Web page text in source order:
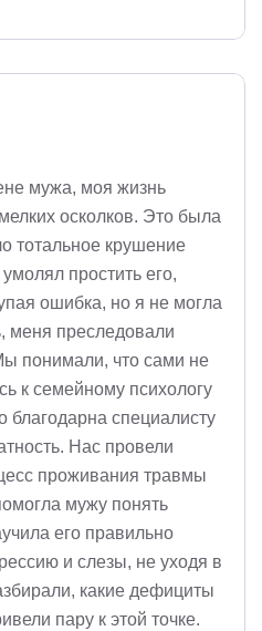
мужа, моя жизнь
осколков. Это была
тотальное крушение
простить его,
ошибка, но я не могла
меня преследовали
понимали, что сами не
к семейному психологу
специалисту
Нас провели
проживания травмы
мужу понять
его правильно
и слезы, не уходя в
какие дефициты
пару к этой точке.